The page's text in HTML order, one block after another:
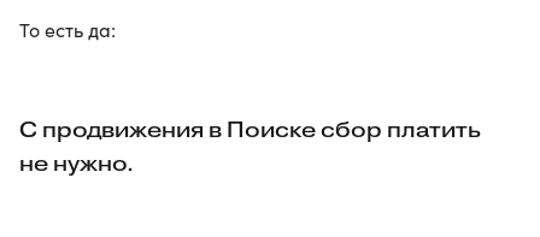
То есть да:
С продвижения в Поиске сбор платить
не нужно.